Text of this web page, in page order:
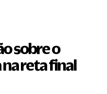
sobre o
na reta final